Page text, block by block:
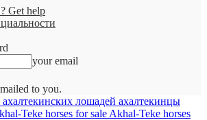
Get help
your email
to you.
лошадей ахалтекинцы
Teke horses for sale Akhal-Teke horses